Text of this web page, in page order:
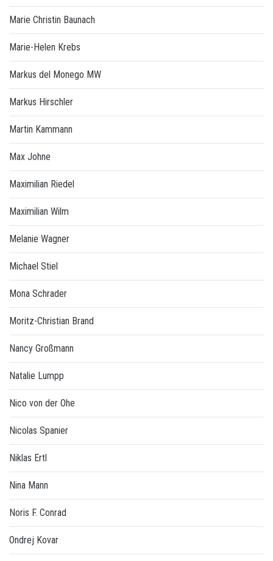
Marie Christin Baunach
Marie-Helen Krebs
Markus del Monego MW
Markus Hirschler
Martin Kammann
Max Johne
Maximilian Riedel
Maximilian Wilm
Melanie Wagner
Michael Stiel
Mona Schrader
Moritz-Christian Brand
Nancy Großmann
Natalie Lumpp
Nico von der Ohe
Nicolas Spanier
Niklas Ertl
Nina Mann
Noris F. Conrad
Ondrej Kovar